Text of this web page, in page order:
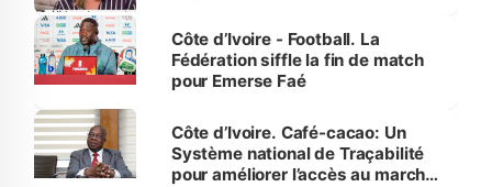
Côte d’Ivoire - Football. La
Fédération siffle la fin de match
pour Emerse Faé
Côte d’Ivoire. Café-cacao: Un
Système national de Traçabilité
pour améliorer l’accès au marché